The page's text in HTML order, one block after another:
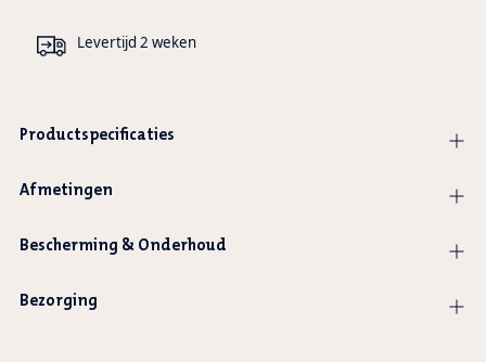
Levertijd 2 weken
Productspecificaties
Afmetingen
Bescherming & Onderhoud
Bezorging